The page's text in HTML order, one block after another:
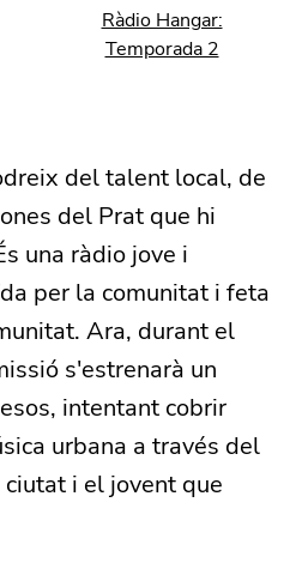
Ràdio Hangar:
Temporada 2
del talent local, de
del Prat que hi
una ràdio jove i
per la comunitat i feta
Ara, durant el
s'estrenarà un
intentant cobrir
urbana a través del
i el jovent que